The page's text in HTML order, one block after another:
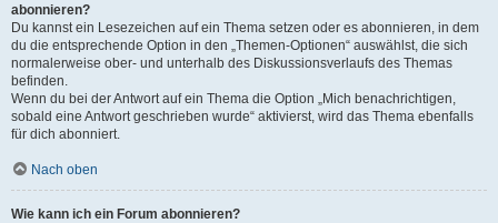
abonnieren?
Du kannst ein Lesezeichen auf ein Thema setzen oder es abonnieren, in dem
du die entsprechende Option in den „Themen-Optionen“ auswählst, die sich
normalerweise ober- und unterhalb des Diskussionsverlaufs des Themas
befinden.
Wenn du bei der Antwort auf ein Thema die Option „Mich benachrichtigen,
sobald eine Antwort geschrieben wurde“ aktivierst, wird das Thema ebenfalls
für dich abonniert.
Nach oben
Wie kann ich ein Forum abonnieren?